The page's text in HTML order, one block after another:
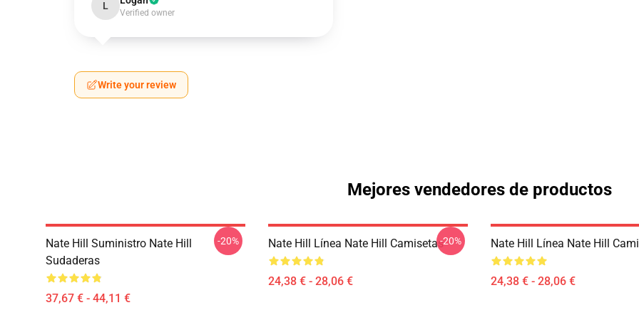
L
Verified owner
Write your review
Mejores vendedores de productos
Nate Hill Suministro Nate Hill
Sudaderas
37,67 € - 44,11 €
-20% Nate Hill Línea Nate Hill Camisetas
24,38 € - 28,06 €
-20% Nate Hill Línea Nate Hill
24,38 € - 28,06 €